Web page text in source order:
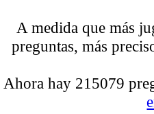
A medida que más
preguntas, más
Ahora hay 215079